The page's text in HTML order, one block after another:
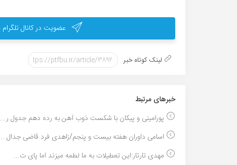
عضویت در کانال
لینک کوتاه خبر
خبر‌های مرتبط
پورامینی و پیکان با شکست ذوب آهن به رده دهم جدول ر...
اسامی داوران هفته بیست و پنجم/زاهدی فرد قاضی جدال
مهدی تارتار:این تعطیلات به ما لطمه میزند اما پای ت...